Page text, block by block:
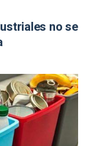
no se